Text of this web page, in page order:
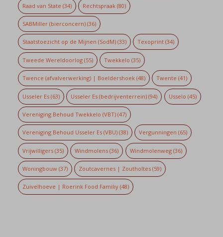
Raad van State (34) Rechtspraak (80)
SABMiller (bierconcern)(36)
Staatstoezicht op de Mijnen (SodM)(33) Texoprint (34)
Tweede Wereldoorlog(55) Twekkelo (35)
Twence (afvalverwerking) | Boeldershoek(48) Twente (41)
Usseler Es(63) Usseler Es (bedrijventerrein) (94) Usselo (45)
Vereniging Behoud Twekkelo (VBT)(47)
Vereniging Behoud Usseler Es (VBU)(38) Vergunningen (65)
Vrijwilligers(35) Windmolens (36) Windmolenweg(36)
Woningbouw(37) Zoutcavernes | Zoutholtes (59)
Zuivelhoeve | Roerink Food Familiy(48)